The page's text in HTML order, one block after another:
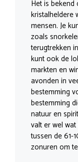
Het is
kristalheldere
mensen. Je
zoals
terugtrekken
kunt ook de
markten en
avonden in
bestemming
bestemming
natuur en
valt er wel
tussen de 61-
zonuren om